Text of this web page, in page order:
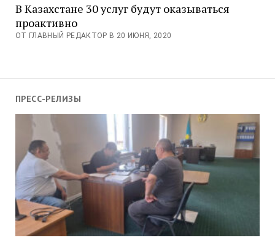
ПРЕСС-РЕЛИЗЫ
В Казахстане 30 услуг будут оказываться
проактивно
ОТ ГЛАВНЫЙ РЕДАКТОР В 20 ИЮНЯ, 2020